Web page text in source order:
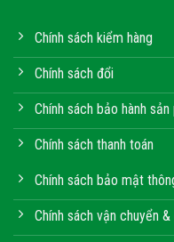
Chính sách kiểm hàng
Chính sách đổi
Chính sách bảo hành sản
Chính sách thanh toán
Chính sách bảo mật
Chính sách vận chuyển &